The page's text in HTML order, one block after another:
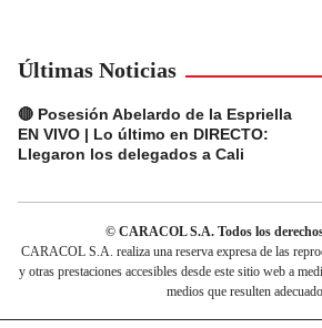
Últimas Noticias
🔴 Posesión Abelardo de la Espriella
EN VIVO | Lo último en DIRECTO:
Llegaron los delegados a Cali
© CARACOL S.A. Todos los
CARACOL S.A. realiza una reserva expresa de las
y otras prestaciones accesibles desde este sitio web a
medios que resulten